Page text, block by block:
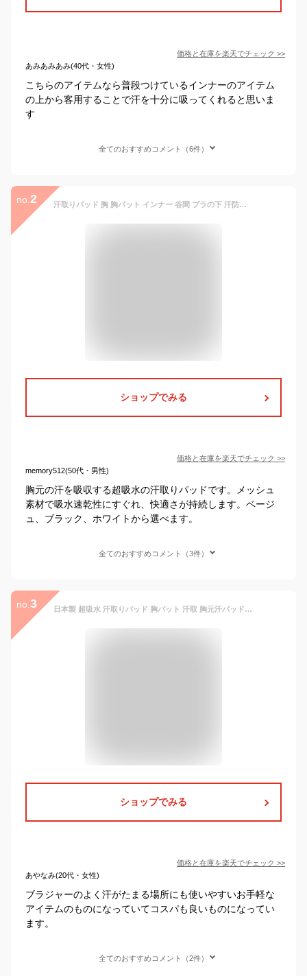
価格と在庫を楽天でチェック >>
あみあみあみ(40代・女性)
こちらのアイテムなら普段つけているインナーのアイテム
の上から客用することで汗を十分に吸ってくれると思いま
す
全てのおすすめコメント（6件）
no. 2 汗取りパッド 胸 胸パット インナー 谷間 ブラの下 汗防止 汗とりパット 汗取り胸パット 汗取り胸パッド パット 胸元の汗を吸収 胸の谷間用 胸元の汗を吸収 2枚入り メッシュ素材 ベージュ ブラック 吸水速乾 吸汗速乾
ショップでみる
価格と在庫を楽天でチェック >>
memory512(50代・男性)
胸元の汗を吸収する超吸水の汗取りパッドです。メッシュ
素材で吸水速乾性にすぐれ、快適さが持続します。ベージ
ュ、ブラック、ホワイトから選べます。
全てのおすすめコメント（3件）
no. 3 日本製 超吸水 汗取りパッド 胸パット 汗取 胸元汗パッド 汗取りパッド 装着 シート 胸 汗 パッド パット ブラ装着 汗止め 吸汗パッド 汗止め 汗とりパット 消臭 吸収 対策 汗ジミ対策 汗対策 汗吸収 スポーツ ブラアンダー
ショップでみる
価格と在庫を楽天でチェック >>
あやなみ(20代・女性)
ブラジャーのよく汗がたまる場所にも使いやすいお手軽な
アイテムのものになっていてコスパも良いものになってい
ます。
全てのおすすめコメント（2件）